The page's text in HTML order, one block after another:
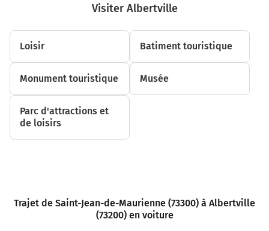
Au rond-point, prendre la 2ème sortie sur Route des
Contamines et continuer sur 210 mètres
3,1 km
Prendre à droite et rejoindre A43 E70. Continuer sur 38
Visiter Albertville
Loisir Batiment touristique
Monument touristique Musée
Parc d'attractions et
de loisirs
Trajet de Saint-Jean-de-Maurienne (73300) à Albertville
(73200) en voiture